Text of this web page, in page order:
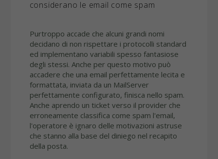
considerano le email come spam
Purtroppo accade che alcuni grandi nomi
decidano di non rispettare i protocolli standard
ed implementano variabili spesso fantasiose
degli stessi. Anche per questo motivo può
accadere che una email perfettamente lecita e
formattata, inviata da un MailServer
perfettamente configurato, finisca nello spam.
Anche aprendo un ticket verso il provider che
erroneamente classifica come spam l'email,
l'operatore è ignaro delle motivazioni astruse
che stanno alla base del diniego nel recapito
della posta.